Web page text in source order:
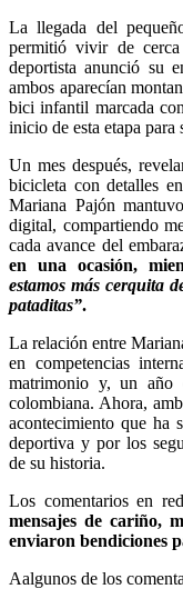
La llegada del
permitió vivir de
deportista anunció su
ambos aparecían
bici infantil marcada
inicio de esta etapa para
Un mes después,
bicicleta con detalles
Mariana Pajón
digital, compartiendo
cada avance del
en una ocasión,
estamos más cerquita
pataditas”.
La relación entre
en competencias
matrimonio y, un año
colombiana. Ahora,
acontecimiento que ha
deportiva y por los
de su historia.
Los comentarios en
mensajes de cariño,
enviaron bendiciones
Aalgunos de los